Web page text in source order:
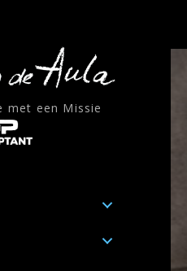
met een Missie